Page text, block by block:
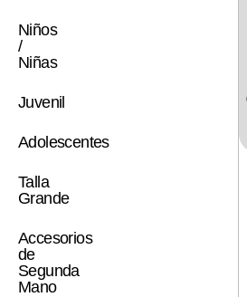
Niños
/
Niñas
Juvenil
Adolescentes
Talla
Grande
Accesorios
de
Segunda
Mano